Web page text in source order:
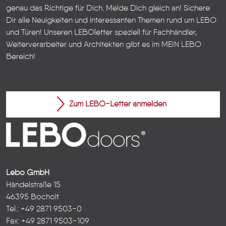
genau das Richtige für Dich. Melde Dich gleich an! Sichere
Dir alle Neuigkeiten und interessanten Themen rund um LEBO
und Türen! Unseren LEBOletter speziell für Fachhändler,
Weiterverarbeiter und Architekten gibt es im MEIN LEBO
Bereich!
Zum LEBO-Letter anmelden
Lebo GmbH
Händelstraße 15
46395 Bocholt
Tel.: +49 2871 9503-0
Fax: +49 2871 9503-109